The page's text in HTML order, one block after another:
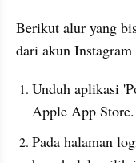
Berikut alur yang
dari akun
Unduh aplikasi
Apple App Store.
Pada halaman